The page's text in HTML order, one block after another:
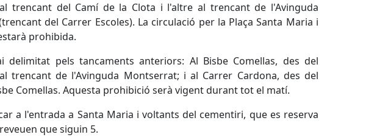
trencant del Camí de la Clota i l'altre al trencant de l'Avinguda
del Carrer Escoles). La circulació per la Plaça Santa Maria i
prohibida.
delimitat pels tancaments anteriors: Al Bisbe Comellas, des del
trencant de l'Avinguda Montserrat; i al Carrer Cardona, des del
Comellas. Aquesta prohibició serà vigent durant tot el matí.
a l'entrada a Santa Maria i voltants del cementiri, que es reserva
que siguin 5.